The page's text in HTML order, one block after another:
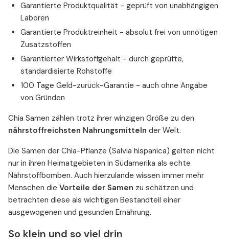
Garantierte Produktqualität - geprüft von unabhängigen
Laboren
Garantierte Produktreinheit - absolut frei von unnötigen
Zusatzstoffen
Garantierter Wirkstoffgehalt - durch geprüfte,
standardisierte Rohstoffe
100 Tage Geld-zurück-Garantie - auch ohne Angabe
von Gründen
Chia Samen zählen trotz ihrer winzigen Größe zu den
nährstoffreichsten Nahrungsmitteln der Welt.
Die Samen der Chia-Pflanze (Salvia hispanica) gelten nicht
nur in ihren Heimatgebieten in Südamerika als echte
Nährstoffbomben. Auch hierzulande wissen immer mehr
Menschen die Vorteile der Samen zu schätzen und
betrachten diese als wichtigen Bestandteil einer
ausgewogenen und gesunden Ernährung.
So klein und so viel drin